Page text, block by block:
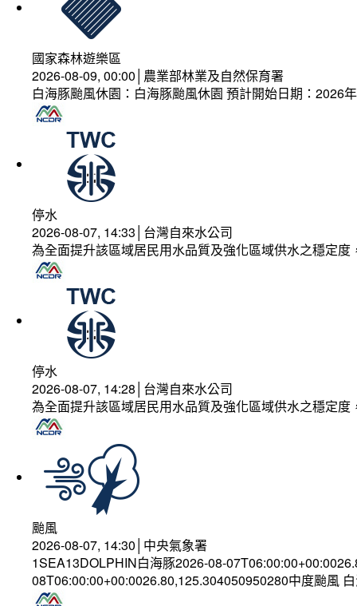
國家森林遊樂區
2026-08-09, 00:00│農業部林業及自然保育署
白海豚颱風休園：白海豚颱風休園 預計開始日期：2026
停水
2026-08-07, 14:33│台灣自來水公司
為全面提升該區域居民用水品質及強化區域供水之穩定
停水
2026-08-07, 14:28│台灣自來水公司
為全面提升該區域居民用水品質及強化區域供水之穩定
颱風
2026-08-07, 14:30│中央氣象署
1SEA13DOLPHIN白海豚2026-08-
08T06:00:00+00:0026.80,125.304050950280中度颱風